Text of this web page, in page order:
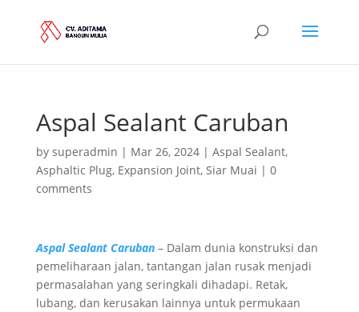
Aspal Sealant Caruban
by superadmin | Mar 26, 2024| Aspal Sealant,
Asphaltic Plug, Expansion Joint, Siar Muai | 0
comments
Aspal Sealant Caruban– Dalam dunia konstruksi dan
pemeliharaan jalan, tantangan jalan rusak menjadi
permasalahan yang seringkali dihadapi. Retak,
lubang, dan kerusakan lainnya untuk permukaan